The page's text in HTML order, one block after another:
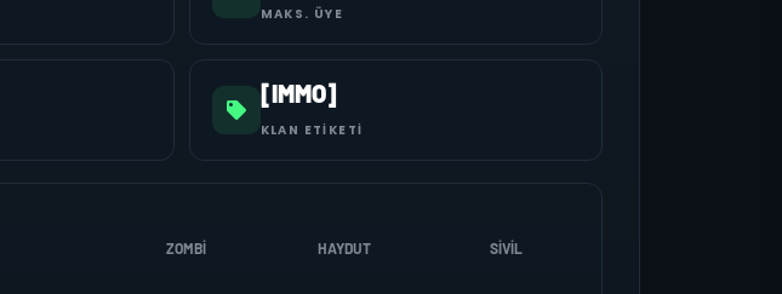
MAKS. ÜYE
[IMMO]
KLAN ETIKETI
ZOMBI HAYDUT SIVIL